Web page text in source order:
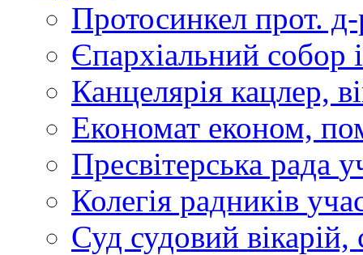
Протосинкел прот.
Єпархіальний собор
Канцелярія кацлер,
Економат економ,
Пресвітерська рада
Колегія радників
Суд судовий вікарій,